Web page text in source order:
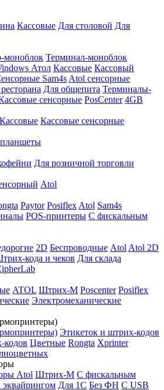
Кассовые Для столовой Для
моноблок Терминал-моноблок
Атол Кассовые Кассовый
Sam4s Atol сенсорные
Для общепита Терминалы-
сенсорные PosCenter 4GB
Кассовые Кассовые сенсорные
Для розничной торговли
Atol
Paytor Posiflex Atol Sam4s
POS-принтеры С фискальным
2D Беспроводные Atol Atol 2D
кода и чеков Для склада
ATOL Штрих-М Poscenter Posiflex
Электромеханические
Этикеток и штрих-кодов
кодов Цветные Rongta Xprinter
Atol Штрих-М С фискальным
Для 1С Без ФН С USB